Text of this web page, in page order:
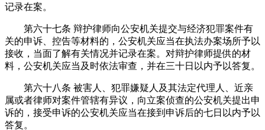
记录在案。
第六十七条 辩护律师向公安机关提交与经济犯罪案件有
关的申诉、控告等材料的，公安机关应当在执法办案场所予以
接收，当面了解有关情况并记录在案。对辩护律师提供的材
料，公安机关应当及时依法审查，并在三十日以内予以答复。
第六十八条 被害人、犯罪嫌疑人及其法定代理人、近亲
属或者律师对案件管辖有异议，向立案侦查的公安机关提出申
诉的，接受申诉的公安机关应当在接到申诉后的七日以内予以
答复。